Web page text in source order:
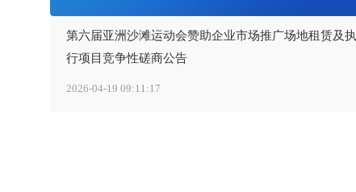
第六届亚洲沙滩运动会赞助企业市场推广场地租赁及执
行项目竞争性磋商公告
2026-04-19 09:11:17